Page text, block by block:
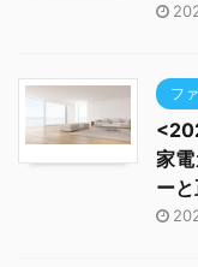
フ
家
ー